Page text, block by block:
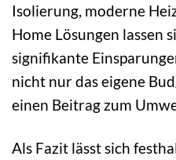
Isolierung, moderne
Home Lösungen lassen
signifikante
nicht nur das eigene
einen Beitrag zum
Als Fazit lässt sich